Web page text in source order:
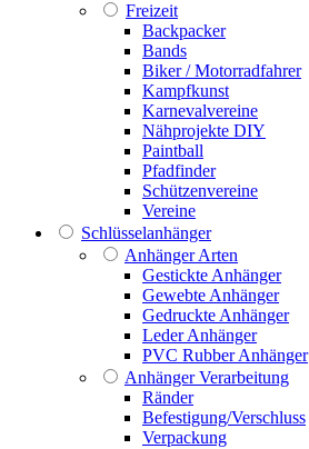
Freizeit
Backpacker
Bands
Biker / Motorradfahrer
Kampfkunst
Karnevalvereine
Nähprojekte DIY
Paintball
Pfadfinder
Schützenvereine
Vereine
Schlüsselanhänger
Anhänger Arten
Gestickte Anhänger
Gewebte Anhänger
Gedruckte Anhänger
Leder Anhänger
PVC Rubber Anhänger
Anhänger Verarbeitung
Ränder
Befestigung/Verschluss
Verpackung